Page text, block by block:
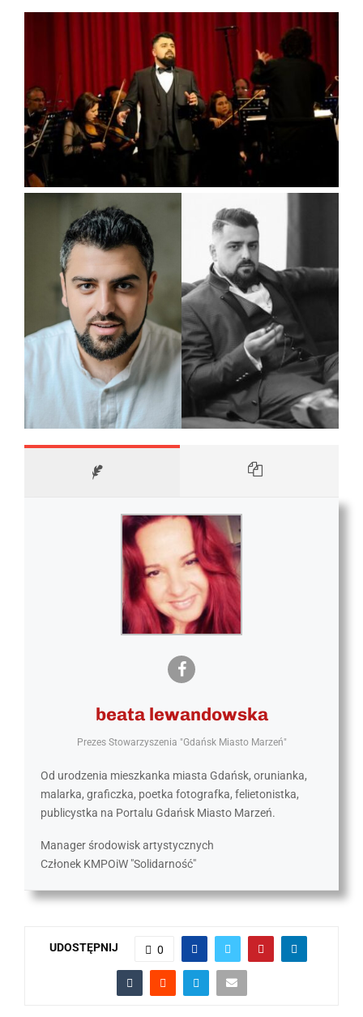
beata lewandowska
Prezes Stowarzyszenia "Gdańsk Miasto Marzeń"
Od urodzenia mieszkanka miasta Gdańsk, orunianka,
malarka, graficzka, poetka fotografka, felietonistka,
publicystka na Portalu Gdańsk Miasto Marzeń.
Manager środowisk artystycznych
Członek KMPOiW "Solidarność"
UDOSTĘPNIJ 0